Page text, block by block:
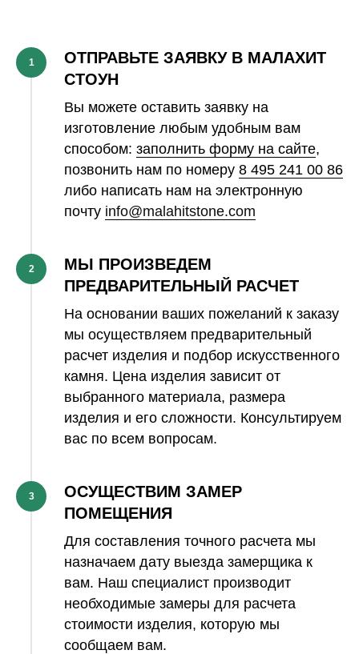
1
ОТПРАВЬТЕ ЗАЯВКУ В МАЛАХИТ
СТОУН
Вы можете оставить заявку на
изготовление любым удобным вам
способом: заполнить форму на сайте,
позвонить нам по номеру 8 495 241 00 86
либо написать нам на электронную
почту info@malahitstone.com
2
МЫ ПРОИЗВЕДЕМ
ПРЕДВАРИТЕЛЬНЫЙ РАСЧЕТ
На основании ваших пожеланий к заказу
мы осуществляем предварительный
расчет изделия и подбор искусственного
камня. Цена изделия зависит от
выбранного материала, размера
изделия и его сложности. Консультируем
вас по всем вопросам.
3
ОСУЩЕСТВИМ ЗАМЕР
ПОМЕЩЕНИЯ
Для составления точного расчета мы
назначаем дату выезда замерщика к
вам. Наш специалист производит
необходимые замеры для расчета
стоимости изделия, которую мы
сообщаем вам.